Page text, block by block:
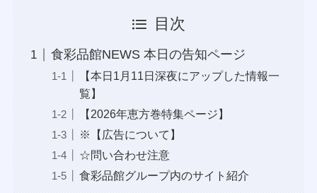
目次
食彩品館NEWS 本日の告知ページ
【本日1月11日深夜にアップした情報一
覧】
【2026年恵方巻特集ページ】
※【広告について】
☆問い合わせ注意
食彩品館グループ内のサイト紹介